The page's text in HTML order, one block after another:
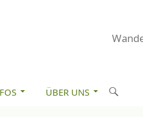
S
ÜBER UNS